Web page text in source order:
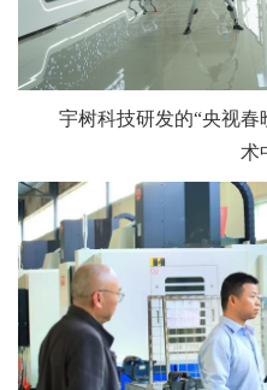
宇树科技研发的“央视
术